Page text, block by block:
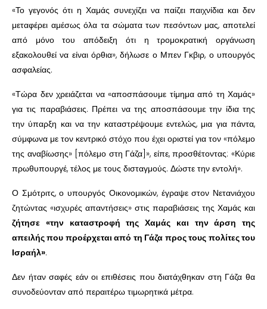
«Το γεγονός ότι η Χαμάς συνεχίζει να παίζει παιχνίδια και δεν
μεταφέρει αμέσως όλα τα σώματα των πεσόντων μας, αποτελεί
από μόνο του απόδειξη ότι η τρομοκρατική οργάνωση
εξακολουθεί να είναι όρθια», δήλωσε ο Μπεν Γκβιρ, ο υπουργός
ασφαλείας.
«Τώρα δεν χρειάζεται να «αποσπάσουμε τίμημα από τη Χαμάς»
για τις παραβιάσεις. Πρέπει να της αποσπάσουμε την ίδια της
την ύπαρξη και να την καταστρέψουμε εντελώς, μια για πάντα,
σύμφωνα με τον κεντρικό στόχο που έχει οριστεί για τον «πόλεμο
της αναβίωσης» [πόλεμο στη Γάζα]», είπε, προσθέτοντας: «Κύριε
πρωθυπουργέ, τέλος με τους δισταγμούς. Δώστε την εντολή».
Ο Σμότριτς, ο υπουργός Οικονομικών, έγραψε στον Νετανιάχου
ζητώντας «ισχυρές απαντήσεις» στις παραβιάσεις της Χαμάς και
ζήτησε «την καταστροφή της Χαμάς και την άρση της
απειλής που προέρχεται από τη Γάζα προς τους πολίτες του
Ισραήλ».
Δεν ήταν σαφές εάν οι επιθέσεις που διατάχθηκαν στη Γάζα θα
συνοδεύονταν από περαιτέρω τιμωρητικά μέτρα.